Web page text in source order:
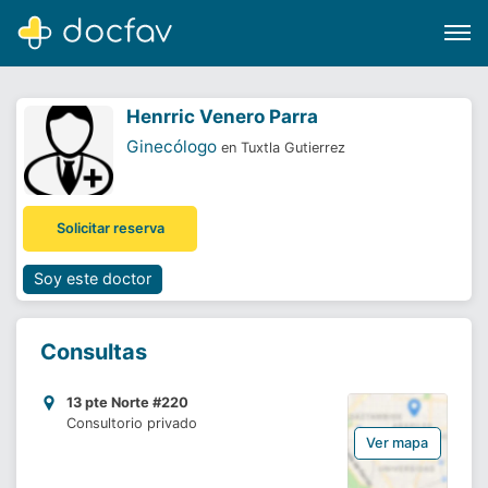
Software para clínicas
¿Eres un doctor?
Henrric Venero Parra
Ginecólogo en Tuxtla Gutierrez
Solicitar reserva
Soy este doctor
Consultas
13 pte Norte #220
Consultorio privado
Ver mapa